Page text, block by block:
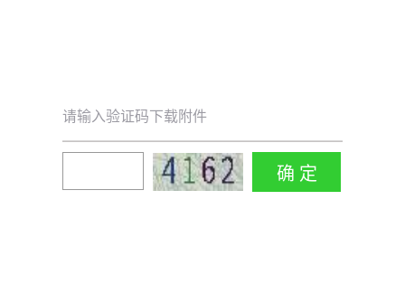
请输入验证码下载附件